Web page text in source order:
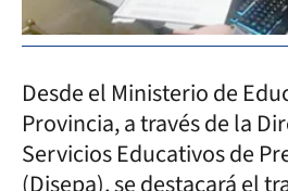
Desde el Ministerio de
Provincia, a través de la
Servicios Educativos de